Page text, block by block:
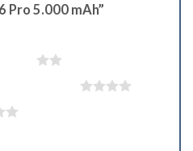
Pro 5.000 mAh”